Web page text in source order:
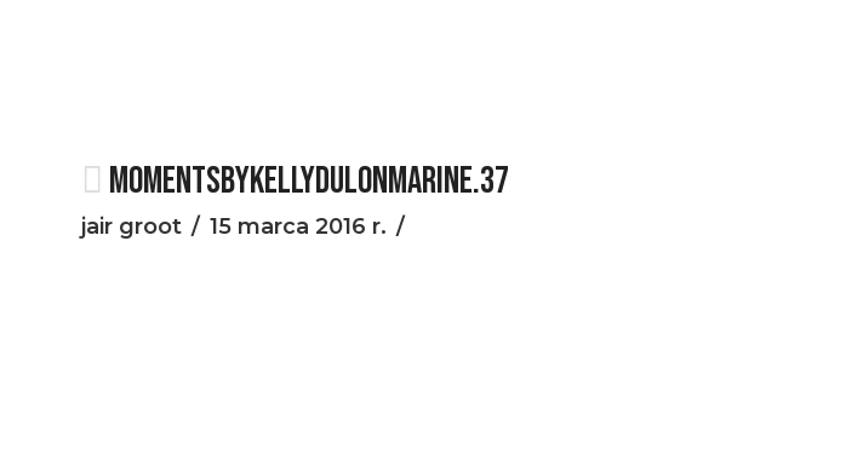
MOMENTSBYKELLYDULONMARINE.37
jair groot 15 marca 2016 r.